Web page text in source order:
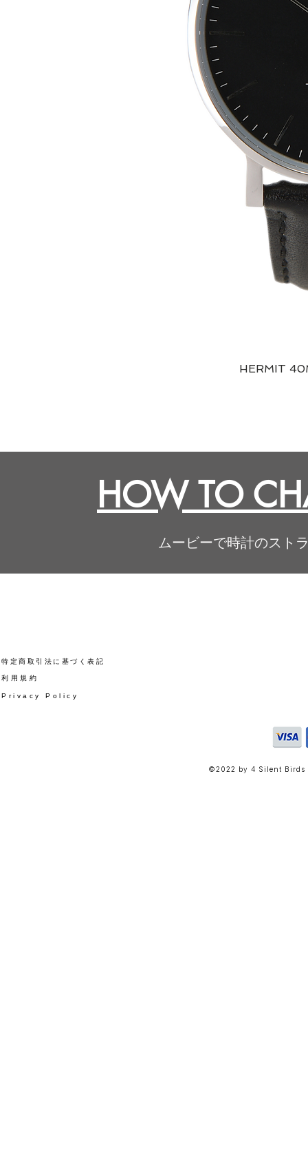
HERMIT
HOW TO
ムービーで時計のスト
​特定商取引法に基づく表記
​利用規約
Privacy Policy
©2022 by 4 Silent Birds